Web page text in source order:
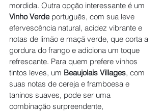
mordida. Outra opção interessante é um
Vinho Verde português, com sua leve
efervescência natural, acidez vibrante e
notas de limão e maçã verde, que corta a
gordura do frango e adiciona um toque
refrescante. Para quem prefere vinhos
tintos leves, um Beaujolais Villages, com
suas notas de cereja e framboesa e
taninos suaves, pode ser uma
combinação surpreendente,